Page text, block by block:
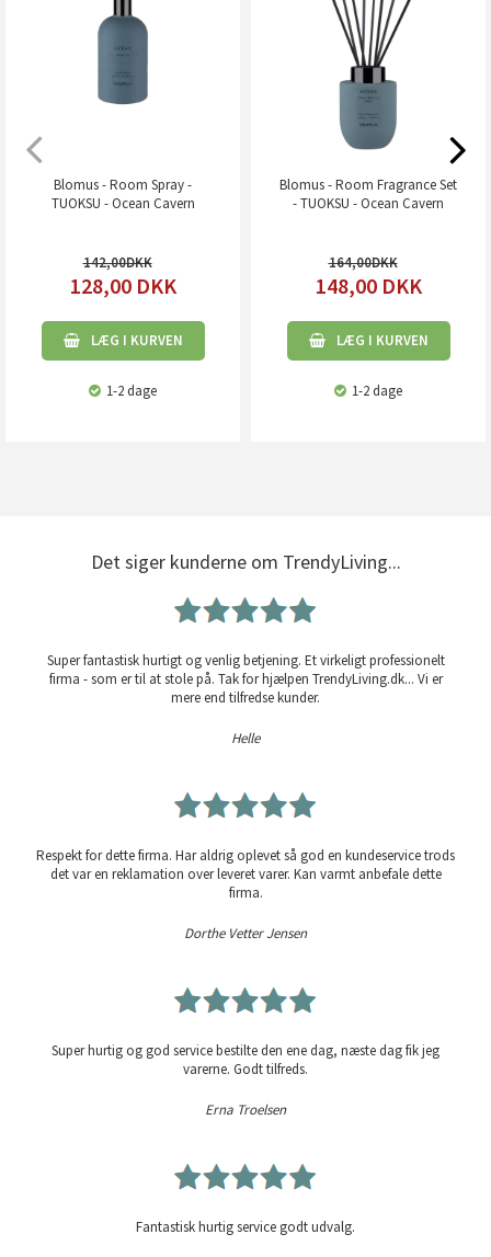
Blomus - Room Spray -
TUOKSU - Ocean Cavern
142,00
128,00 DKK
LÆG I KURVEN
1-2 dage
Blomus - Room Fragrance Set
- TUOKSU - Ocean Cavern
164,00
148,00 DKK
LÆG I KURVEN
1-2 dage
Det siger kunderne om TrendyLiving...
Super fantastisk hurtigt og venlig betjening. Et virkeligt professionelt
firma - som er til at stole på. Tak for hjælpen TrendyLiving.dk... Vi er
mere end tilfredse kunder.
Helle
Respekt for dette firma. Har aldrig oplevet så god en kundeservice trods
det var en reklamation over leveret varer. Kan varmt anbefale dette
firma.
Dorthe Vetter Jensen
Super hurtig og god service bestilte den ene dag, næste dag fik jeg
varerne. Godt tilfreds.
Erna Troelsen
Fantastisk hurtig service godt udvalg.